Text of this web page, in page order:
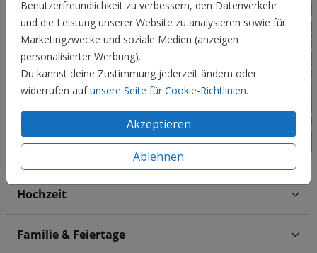
Benutzerfreundlichkeit zu verbessern, den Datenverkehr
und die Leistung unserer Website zu analysieren sowie für
Marketingzwecke und soziale Medien (anzeigen
personalisierter Werbung).
Du kannst deine Zustimmung jederzeit ändern oder
widerrufen aufunsere Seite für Cookie-Richtlinien.
Akzeptieren
Ablehnen
Hochzeit
Familie & Feiertage